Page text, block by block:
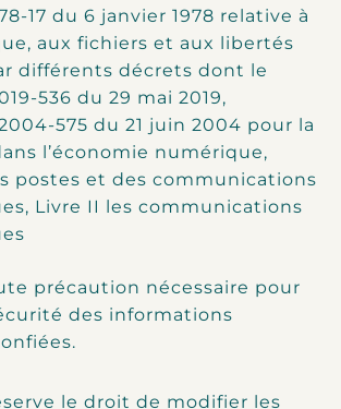
17 du 6 janvier 1978 relative à
aux fichiers et aux libertés
différents décrets dont le
536 du 29 mai 2019,
575 du 21 juin 2004 pour la
l’économie numérique,
postes et des communications
Livre II les communications
précaution nécessaire pour
des informations
le droit de modifier les